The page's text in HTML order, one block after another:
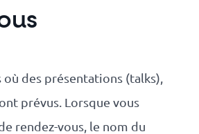
des présentations (talks),
prévus. Lorsque vous
rendez-vous, le nom du